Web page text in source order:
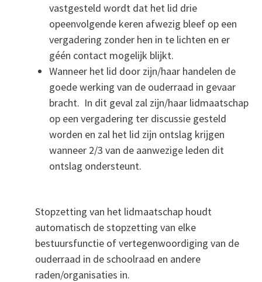
vastgesteld wordt dat het lid drie
opeenvolgende keren afwezig bleef op een
vergadering zonder hen in te lichten en er
géén contact mogelijk blijkt.
Wanneer het lid door zijn/haar handelen de
goede werking van de ouderraad in gevaar
bracht. In dit geval zal zijn/haar lidmaatschap
op een vergadering ter discussie gesteld
worden en zal het lid zijn ontslag krijgen
wanneer 2/3 van de aanwezige leden dit
ontslag ondersteunt.
Stopzetting van het lidmaatschap houdt
automatisch de stopzetting van elke
bestuursfunctie of vertegenwoordiging van de
ouderraad in de schoolraad en andere
raden/organisaties in.